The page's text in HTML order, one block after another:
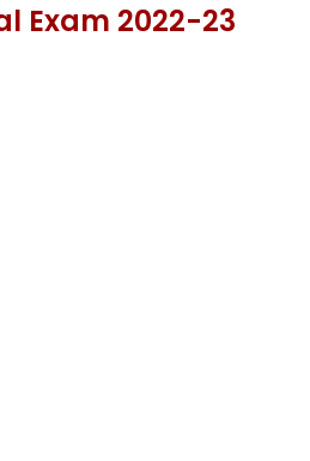
Exam 2022-23